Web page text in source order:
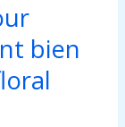
bien